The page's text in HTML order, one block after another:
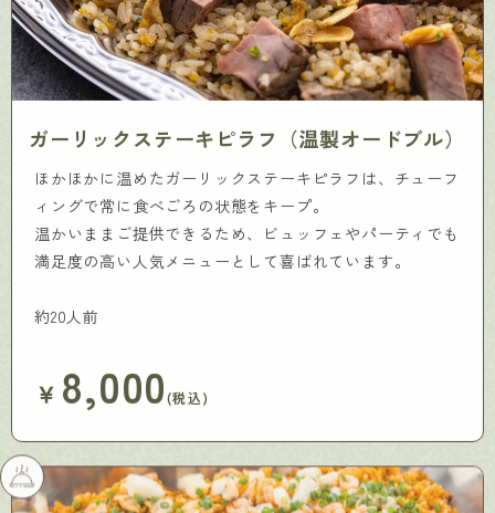
ガーリックステーキピラフ（温製オードブル）
ほかほかに温めたガーリックステーキピラフは、チューフ
ィングで常に食べごろの状態をキープ。
温かいままご提供できるため、ビュッフェやパーティでも
満足度の高い人気メニューとして喜ばれています。
約20人前
￥ 8,000(税込)